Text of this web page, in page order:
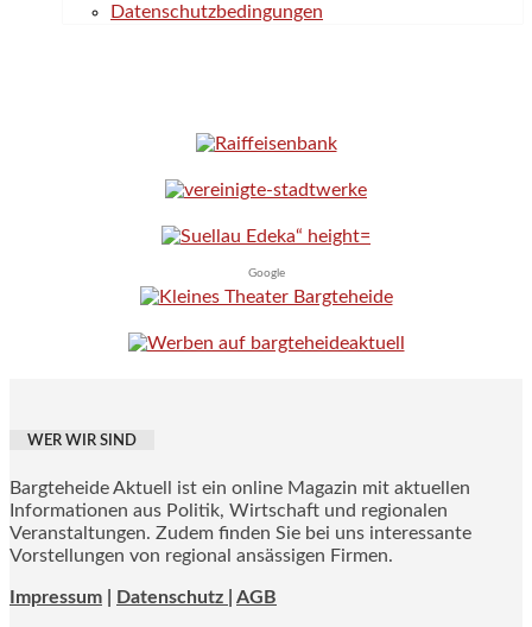
Datenschutzbedingungen
Google
WER WIR SIND
Bargteheide Aktuell ist ein online Magazin mit aktuellen
Informationen aus Politik, Wirtschaft und regionalen
Veranstaltungen. Zudem finden Sie bei uns interessante
Vorstellungen von regional ansässigen Firmen.
Impressum Datenschutz | AGB